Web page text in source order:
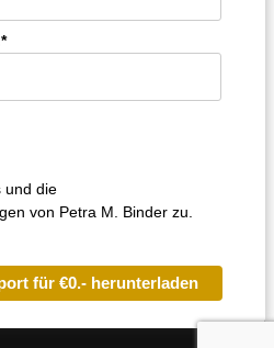
und die
von Petra M. Binder zu.
für €0.- herunterladen
zu
100
auf